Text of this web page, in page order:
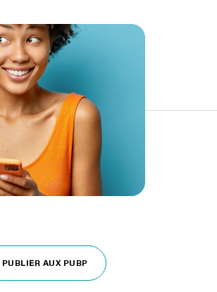
PUBLIER AUX PUBP